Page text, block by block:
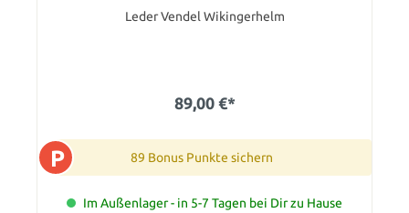
Leder Vendel Wikingerhelm
89,00 €*
P 89 Bonus Punkte sichern
Im Außenlager - in 5-7 Tagen bei Dir zu Hause